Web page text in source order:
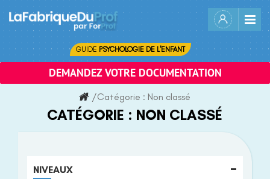
content
GUIDE PSYCHOLOGIE DE L'ENFANT
DEMANDEZ VOTRE DOCUMENTATION
/Catégorie : Non classé
CATÉGORIE : NON CLASSÉ
NIVEAUX -